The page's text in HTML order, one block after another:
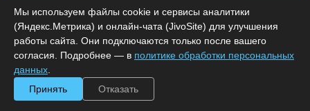
1 279 756.00a Получить КП
Минимальное количество
Мы используем файлы cookie и сервисы аналитики
(Яндекс.Метрика) и онлайн-чата (JivoSite) для улучшения
работы сайта. Они подключаются только после вашего
согласия. Подробнее — в политике обработки персональных
данных
Принять
Отказать